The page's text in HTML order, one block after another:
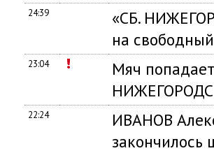
24:39
«СБ.
на
23:04
Мяч
22:24
ИВАНОВ